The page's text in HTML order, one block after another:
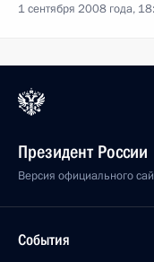
1 сентября 2008 года,
Президент России
Версия официального
События